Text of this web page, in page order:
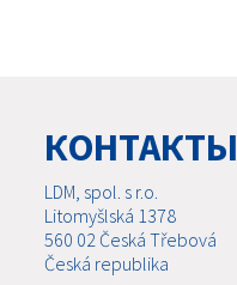
КОНТАКТЫ
LDM, spol. s r.o.
Litomyšlská 1378
560 02 Česká Třebová
Česká republika